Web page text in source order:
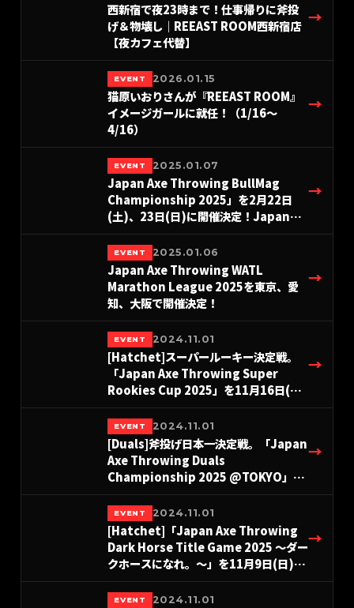
西新宿で夜23時まで！仕事帰りに斧投
げ＆物壊し｜REEAST ROOM西新宿店
【夜カフェ代替】
→
EVENT 2026.01.15
猫原いおりさんが『REEAST ROOM』
イメージガールに就任！（1/16〜
4/16）
→
EVENT 2025.01.07
Japan Axe Throwing BullMag
Championship 2025」を2月22日
(土)、23日(日)に開催決定！Japan
Axe Throwing WATL Marathon
League 2025を東京、愛知、大阪で開
催決定！
→
EVENT 2025.01.06
Japan Axe Throwing WATL
Marathon League 2025を東京、愛
知、大阪で開催決定！
→
EVENT 2024.11.01
[Hatchet]スーパールーキー決定戦。
「Japan Axe Throwing Super
Rookies Cup 2025」を11月16日(日)
東京にて開催！#A.LEAGUE2025
→
EVENT 2024.11.01
[Duals]斧投げ日本一決定戦。「Japan
Axe Throwing Duals
Championship 2025 @TOKYO」を
THE AXE THROWING BAR®︎ 浅草店に
て10月26日(日)に開催決定！
#A.LEAGUE2025
→
EVENT 2024.11.01
[Hatchet]「Japan Axe Throwing
Dark Horse Title Game 2025 〜ダー
クホースになれ。〜」を11月9日(日)に
東京＆愛知＆大阪にて開催！
#A.LEAGUE2025
→
EVENT 2024.11.01